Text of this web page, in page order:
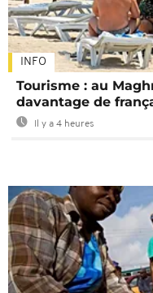
INFO
Tourisme : au
davantage de
Il y a 4 heures